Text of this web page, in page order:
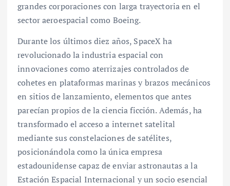
grandes corporaciones con larga trayectoria en el
sector aeroespacial como Boeing.
Durante los últimos diez años, SpaceX ha
revolucionado la industria espacial con
innovaciones como aterrizajes controlados de
cohetes en plataformas marinas y brazos mecánicos
en sitios de lanzamiento, elementos que antes
parecían propios de la ciencia ficción. Además, ha
transformado el acceso a internet satelital
mediante sus constelaciones de satélites,
posicionándola como la única empresa
estadounidense capaz de enviar astronautas a la
Estación Espacial Internacional y un socio esencial